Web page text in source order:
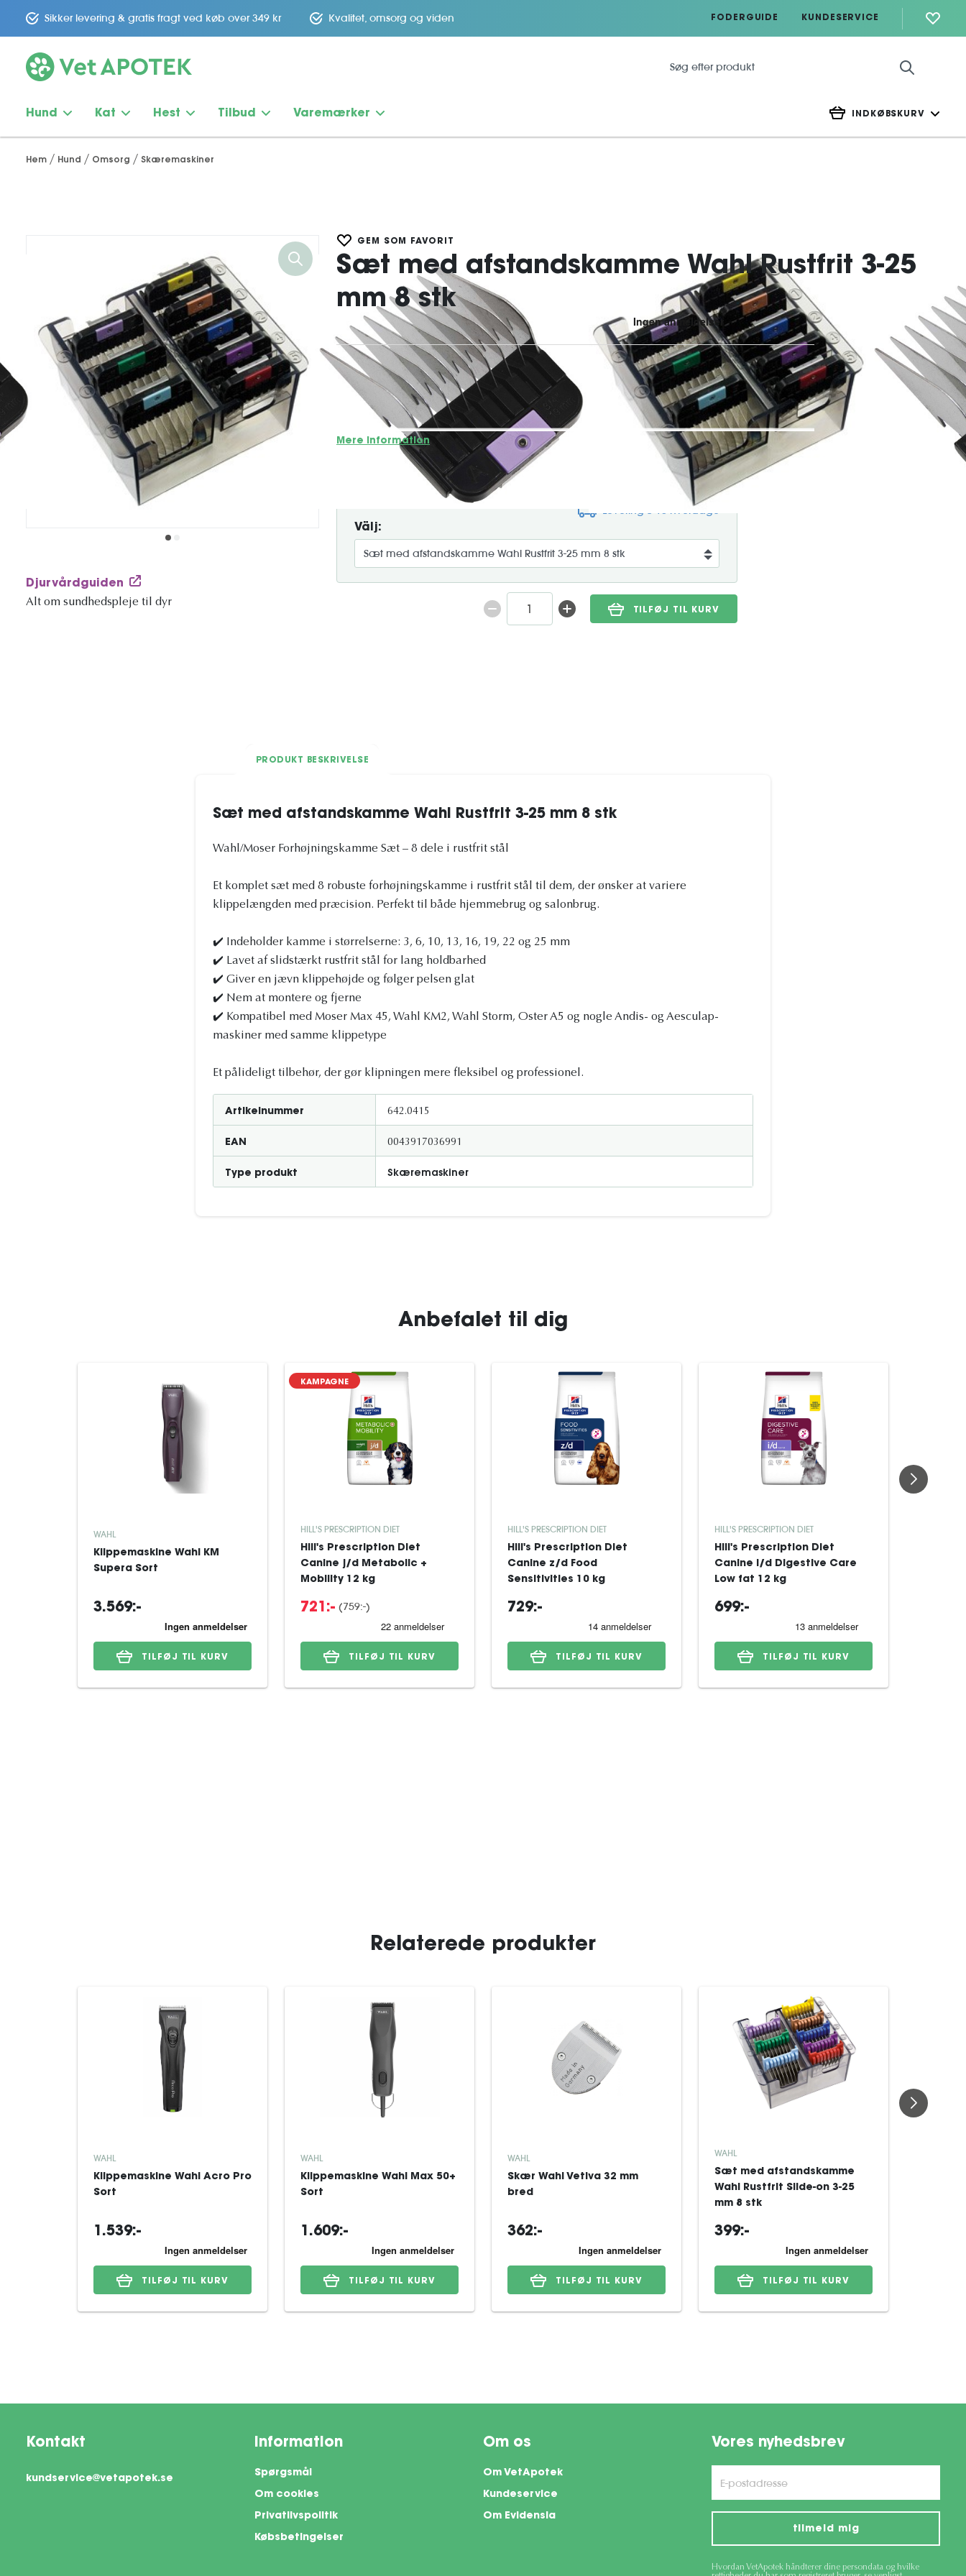
Sikker levering & gratis fragt ved køb over 349 kr Kvalitet, omsorg og viden FODERGUIDE KUNDESERVICE
Hund Kat Hest Tilbud Varemærker INDKØBSKURV
Hem Hund Omsorg Skæremaskiner
Djurvårdguiden
Alt om sundhedspleje til dyr
GEM SOM FAVORIT
Sæt med afstandskamme Wahl Rustfrit 3-25
mm 8 stk
Wahl/Moser Forhøjningskamme Sæt – 8 dele i rustfrit stål Et komplet sæt med 8 robuste
forhøjningskamme i rustfrit stål til dem, der ønsker at variere klippelængden med
præcision. Perfekt til både hjemmebrug og salonbrug. ✔️ Indeholder kamme i størrelserne:
3, 6, 10, 13, 16, 19, 22 og 25 mm ✔️ Lavet af sl...
Mere information
Art. nr. 642.0415
Levering 5-10 hverdage
Välj:
TILFØJ TIL KURV
PRODUKT BESKRIVELSE
Sæt med afstandskamme Wahl Rustfrit 3-25 mm 8 stk
Wahl/Moser Forhøjningskamme Sæt – 8 dele i rustfrit stål
Et komplet sæt med 8 robuste forhøjningskamme i rustfrit stål til dem, der ønsker at variere
klippelængden med præcision. Perfekt til både hjemmebrug og salonbrug.
✔️ Indeholder kamme i størrelserne: 3, 6, 10, 13, 16, 19, 22 og 25 mm
✔️ Lavet af slidstærkt rustfrit stål for lang holdbarhed
✔️ Giver en jævn klippehøjde og følger pelsen glat
✔️ Nem at montere og fjerne
✔️ Kompatibel med Moser Max 45, Wahl KM2, Wahl Storm, Oster A5 og nogle Andis- og Aesculap-
maskiner med samme klippetype
Et pålideligt tilbehør, der gør klipningen mere fleksibel og professionel.
Artikelnummer 642.0415
EAN 0043917036991
Type produkt Skæremaskiner
Anbefalet til dig
WAHL
Klippemaskine Wahl KM
Supera Sort
3.569:-
TILFØJ TIL KURV
KAMPAGNE
HILL'S PRESCRIPTION DIET
Hill's Prescription Diet
Canine j/d Metabolic +
Mobility 12 kg
721:- (759:-)
TILFØJ TIL KURV
HILL'S PRESCRIPTION DIET
Hill's Prescription Diet
Canine z/d Food
Sensitivities 10 kg
729:-
TILFØJ TIL KURV
HILL'S PRESCRIPTION DIET
Hill's Prescription Diet
Canine i/d Digestive Care
Low fat 12 kg
699:-
TILFØJ TIL KURV
Relaterede produkter
WAHL
Klippemaskine Wahl Acro Pro
Sort
1.539:-
TILFØJ TIL KURV
WAHL
Klippemaskine Wahl Max 50+
Sort
1.609:-
TILFØJ TIL KURV
WAHL
Skær Wahl Vetiva 32 mm
bred
362:-
TILFØJ TIL KURV
WAHL
Sæt med afstandskamme
Wahl Rustfrit Slide-on 3-25
mm 8 stk
399:-
TILFØJ TIL KURV
Kontakt
kundservice@vetapotek.se
Information
Spørgsmål
Om cookies
Privatlivspolitik
Købsbetingelser
Om os
Om VetApotek
Kundeservice
Om Evidensia
Vores nyhedsbrev
tilmeld mig
Hvordan VetApotek håndterer dine persondata og hvilke